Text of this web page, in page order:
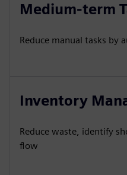
Medium-term
Reduce manual tasks by
Inventory
Reduce waste, identify
flow